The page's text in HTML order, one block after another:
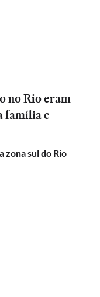
no Rio eram
família e
zona sul do Rio